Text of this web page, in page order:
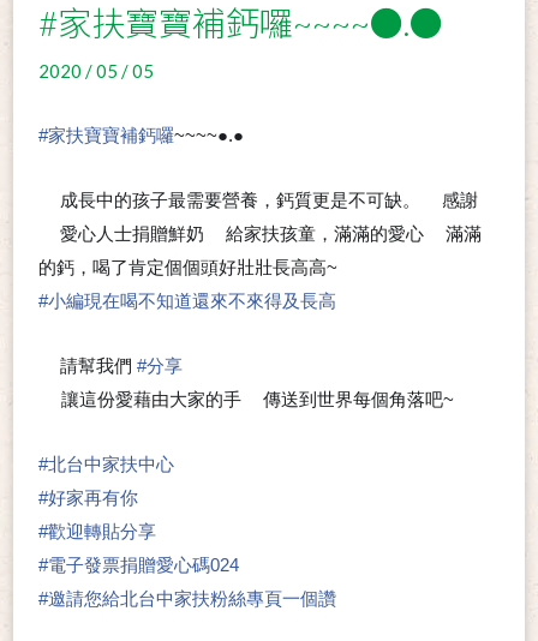
#家扶寶寶補鈣囉~~~~●.●
2020 / 05 / 05
#家扶寶寶補鈣囉~~~~●.●
成長中的孩子最需要營養，鈣質更是不可缺。
感謝
愛心人士捐贈鮮奶 給家扶孩童，滿滿的愛心
滿滿
的鈣，喝了肯定個個頭好壯壯長高高~
#小編現在喝不知道還來不來得及長高
請幫我們 #分享
讓這份愛藉由大家的手 🖐傳送到世界每個角落吧~
#北台中家扶中心
#好家再有你
#歡迎轉貼分享
#電子發票捐贈愛心碼024
#邀請您給北台中家扶粉絲專頁一個讚